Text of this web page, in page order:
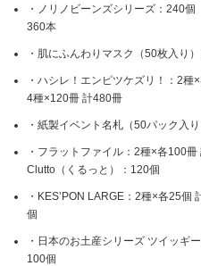
「新たな働く環境づくり」への挑戦
「地域に根ざした学校づくり」への
これが私の社会最適
マテリアリティ
プラスグループのマテリアリティ
働く人に満足を。
社会に満足を。
・ノリノビーンズシリーズ：240
360本
・肌にふんわりマスク（50枚入
・ハシレ！エンピツケズリ！：2
4種×120冊 計480冊
・紙製イベント名札（50パック入
・フラットファイル：2種×各100
Clutto（くるっと）：120個
・KES’PON LARGE：2種×各25
個
・日本のお土産シリーズ ツイッギ
100個